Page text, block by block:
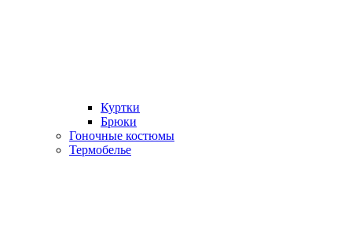
Куртки
Брюки
Гоночные костюмы
Термобелье